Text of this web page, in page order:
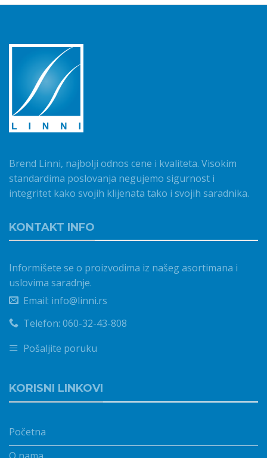
Brend Linni, najbolji odnos cene i kvaliteta. Visokim
standardima poslovanja negujemo sigurnost i
integritet kako svojih klijenata tako i svojih saradnika.
KONTAKT INFO
Informišete se o proizvodima iz našeg asortimana i
uslovima saradnje.
Email: info@linni.rs
Telefon: 060-32-43-808
Pošaljite poruku
KORISNI LINKOVI
Početna